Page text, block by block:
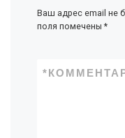
Ваш адрес email не
поля помечены *
*